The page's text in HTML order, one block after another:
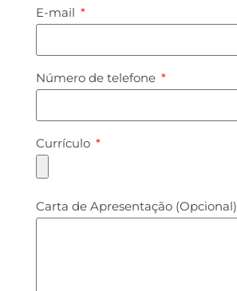
E-mail
Número de telefone
Currículo
Carta de Apresentação (Opcional)